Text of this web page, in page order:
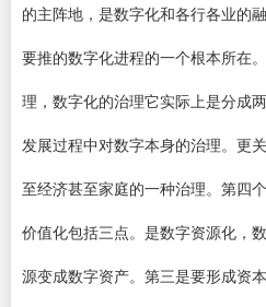
的主阵地，是数字化和各行各业的
要推的数字化进程的一个根本所在
理，数字化的治理它实际上是分成
发展过程中对数字本身的治理。更
至经济甚至家庭的一种治理。第四
价值化包括三点。是数字资源化，
源变成数字资产。第三是要形成资